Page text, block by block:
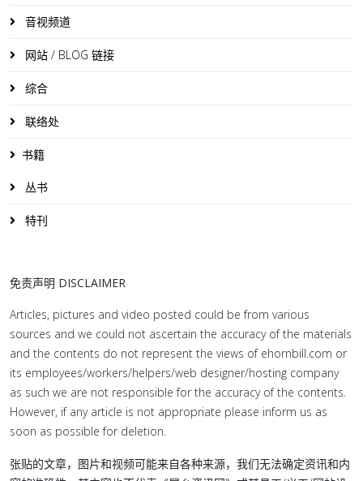
音视频道
网站 / BLOG 链接
综合
联络处
书籍
丛书
特刊
免责声明 DISCLAIMER
Articles, pictures and video posted could be from various
sources and we could not ascertain the accuracy of the materials
and the contents do not represent the views of ehornbill.com or
its employees/workers/helpers/web designer/hosting company
as such we are not responsible for the accuracy of the contents.
However, if any article is not appropriate please inform us as
soon as possible for deletion.
张贴的文章，图片和视频可能来自各种来源，我们无法确定资讯和内